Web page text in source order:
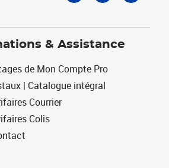
& Assistance
de Mon Compte Pro
| Catalogue intégral
Courrier
Colis